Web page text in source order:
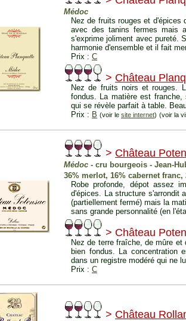
Médoc
Nez de fruits rouges et d'épices
avec des tanins fermes mais
s'exprime joliment avec pureté.
harmonie d'ensemble et il fait
Prix : C
> Château
Nez de fruits noirs et rouges.
fondus. La matière est
qui se révèle parfait à table.
Prix : B (voir le site internet) (voir la
> Château
Médoc - cru bourgeois - Jean-
36% merlot, 16% cabernet franc,
Robe profonde, dépot assez
d'épices. La structure s'arrondit
(partiellement fermé) mais la
sans grande personnalité (en
> Château
Nez de terre fraîche, de mûre
bien fondus. La concentration
dans un registre modéré qui ne
Prix : C
> Château